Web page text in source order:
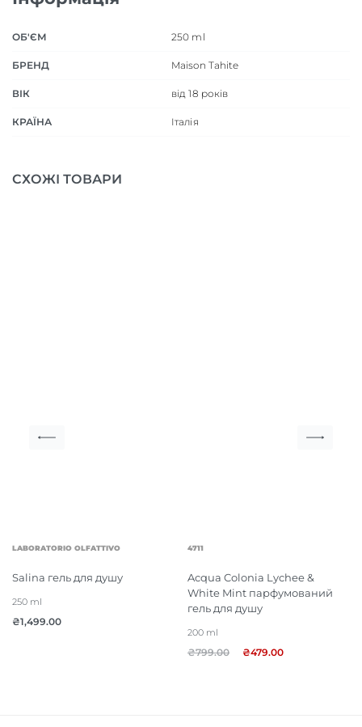
ОБ'ЄМ 250 ml
БРЕНД Maison Tahite
ВІК від 18 років
КРАЇНА Італія
СХОЖІ ТОВАРИ
LABORATORIO OLFATTIVO
Salina гель для душу
250 ml
₴1,499.00
4711
Acqua Colonia Lychee &
White Mint парфумований
гель для душу
200 ml
₴799.00 ₴479.00